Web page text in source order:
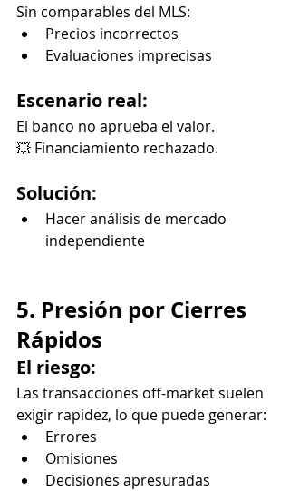
Sin comparables del MLS:
Precios incorrectos
Evaluaciones imprecisas
Escenario real:
El banco no aprueba el valor.
💥 Financiamiento rechazado.
Solución:
Hacer análisis de mercado
independiente
5. Presión por Cierres
Rápidos
El riesgo:
Las transacciones off-market suelen
exigir rapidez, lo que puede generar:
Errores
Omisiones
Decisiones apresuradas